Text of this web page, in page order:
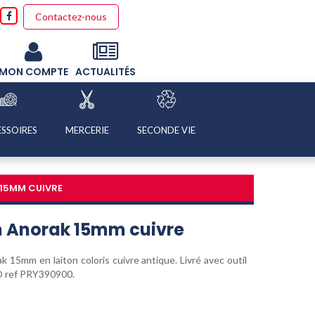
Contactez-nous
COMPTE ACTUALITÉS
MERCERIE SECONDE VIE
CUIVRE
15mm cuivre
15mm en laiton coloris cuivre antique. Livré avec outil
ref PRY390900.